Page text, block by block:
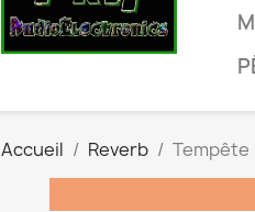
Accueil Reverb
Tempête